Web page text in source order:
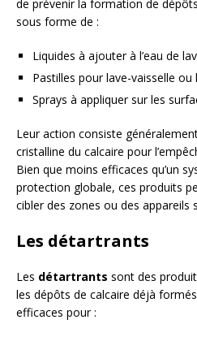
de prévenir la formation de
sous forme de :
Liquides à ajouter à l’eau de
Pastilles pour lave-vaisselle ou
Sprays à appliquer sur les
Leur action consiste
cristalline du calcaire pour
Bien que moins efficaces qu’un
protection globale, ces produits
cibler des zones ou des appareils
Les détartrants
Les détartrants sont des
les dépôts de calcaire déjà
efficaces pour :